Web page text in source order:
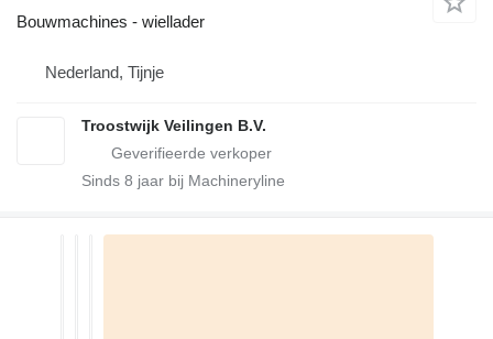
Bouwmachines - wiellader
Nederland, Tijnje
Troostwijk Veilingen B.V.
Sinds 8 jaar bij Machineryline